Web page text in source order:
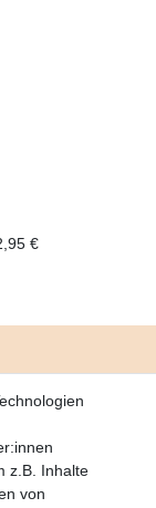
€
z.B. Inhalte
von